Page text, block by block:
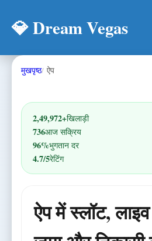
💎 Dream Vegas
मुखपृष्ठ ऐप
2,49,972+खिलाड़ी
736आज सक्रिय
96%भुगतान दर
4.7/5रेटिंग
ऐप में स्लॉट,